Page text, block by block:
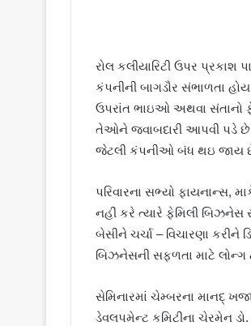
રોલ કલીયારિટી ઉપર પ્રકાશ
કંપનીની બાગડૌર સંભાળતા
ઉપરાંત ભાઇઓ અથવા સંતાનો
તેઓને જવાબદારી આપવી પડે છે.
જેટલી કંપનીઓ બંધ થઇ જાય
પરિવારના સભ્યો ફાયનાન્સ,
નહીં કરે ત્યારે ફેમિલી
બેસીને ચર્ચા – વિચારણા
બિઝનેસની સફળતા માટે લોન્ગ
સેમિનારમાં ચેમ્બરના માનદ્‌
ડેવલપમેન્ટ કમિટીના ચેરમેન